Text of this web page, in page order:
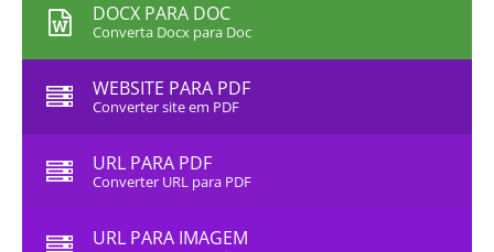
DOCX PARA DOC
Converta Docx para Doc
WEBSITE PARA PDF
Converter site em PDF
URL PARA PDF
Converter URL para PDF
URL PARA IMAGEM